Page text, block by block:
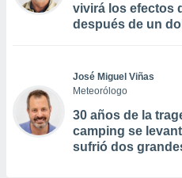
vivirá los efectos
después de un
José Miguel Viñas
Meteorólogo
30 años de la
camping se
sufrió dos